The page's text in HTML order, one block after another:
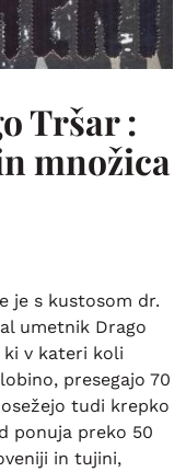
Tršar :
množica
je s kustosom dr.
umetnik Drago
ki v kateri koli
presegajo 70
tudi krepko
ponuja preko 50
in tujini,